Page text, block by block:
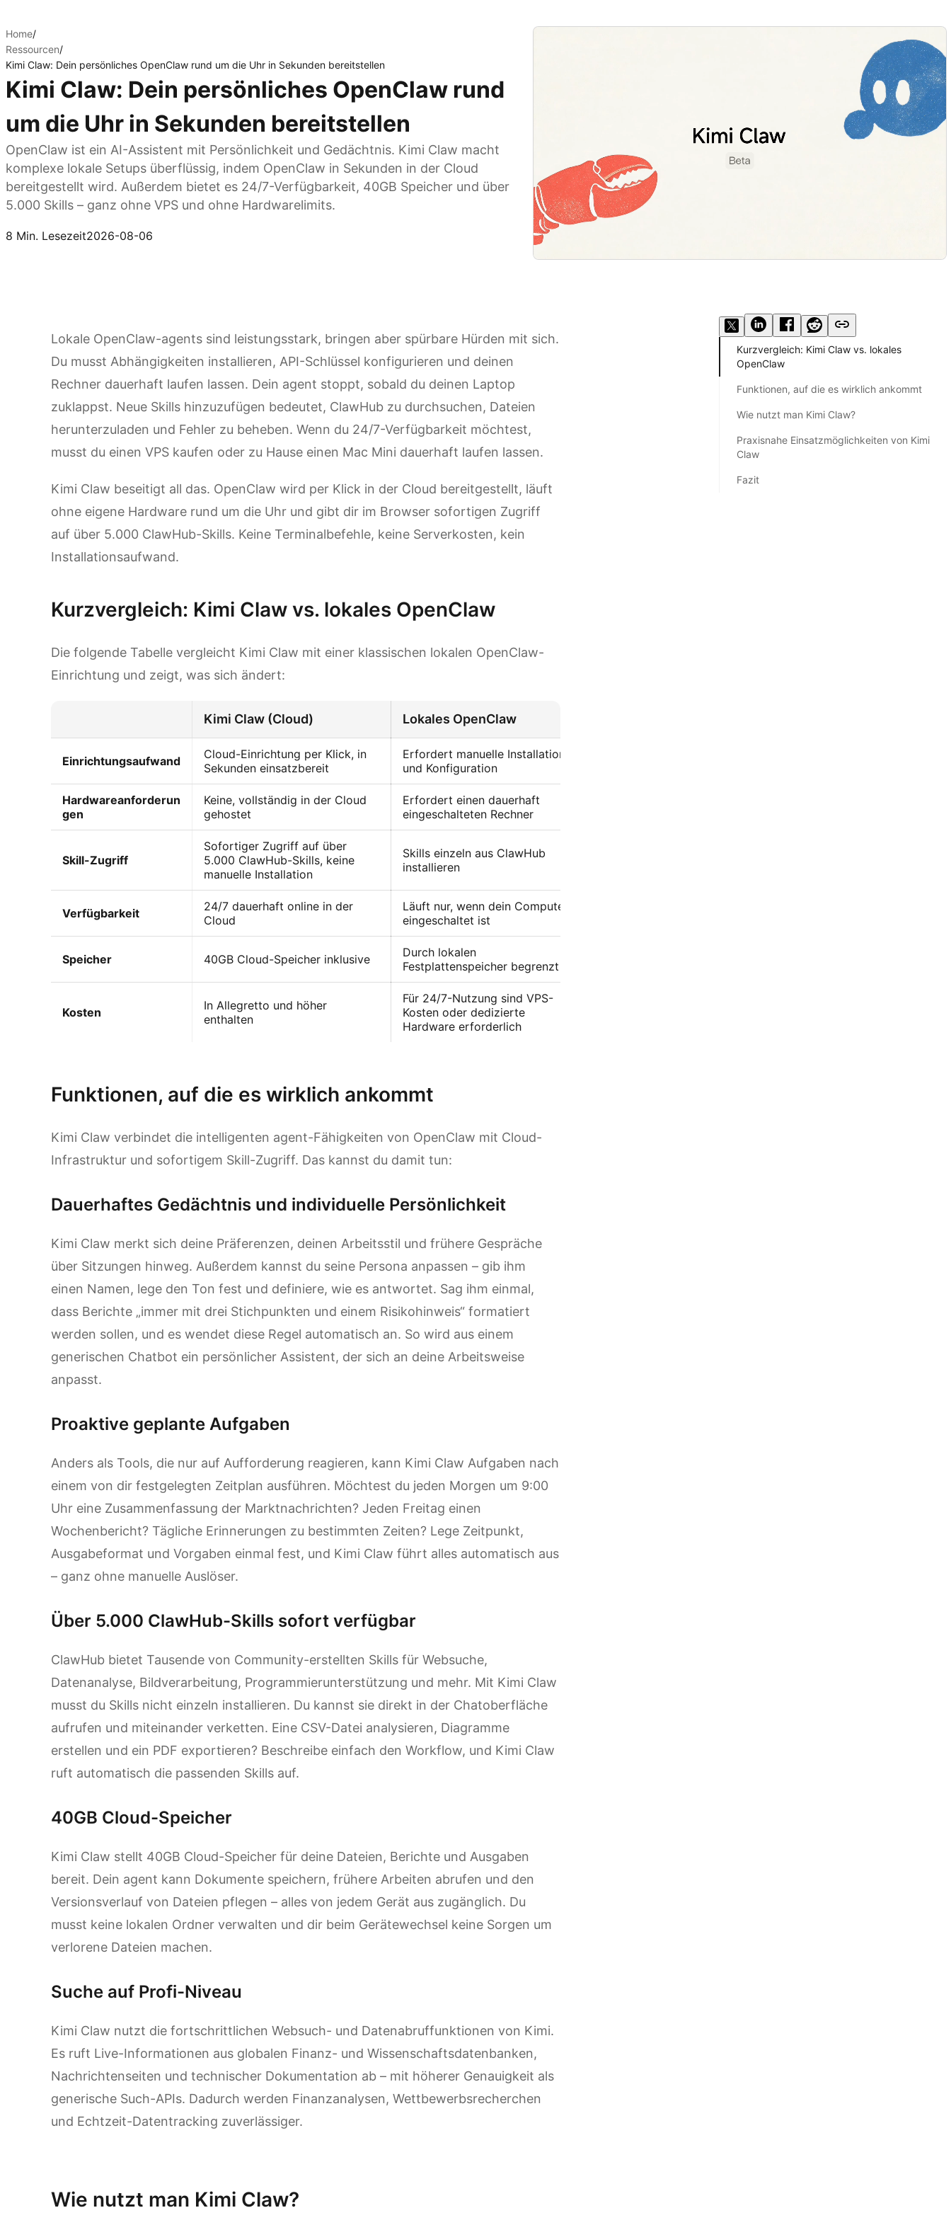
Home/
Ressourcen/
Kimi Claw: Dein persönliches OpenClaw rund um die Uhr in Sekunden bereitstellen
Kimi Claw: Dein persönliches OpenClaw rund
um die Uhr in Sekunden bereitstellen
OpenClaw ist ein AI-Assistent mit Persönlichkeit und Gedächtnis. Kimi Claw macht
komplexe lokale Setups überflüssig, indem OpenClaw in Sekunden in der Cloud
bereitgestellt wird. Außerdem bietet es 24/7-Verfügbarkeit, 40GB Speicher und über
5.000 Skills – ganz ohne VPS und ohne Hardwarelimits.
8 Min. Lesezeit2026-08-06
Lokale OpenClaw-agents sind leistungsstark, bringen aber spürbare Hürden mit sich.
Du musst Abhängigkeiten installieren, API-Schlüssel konfigurieren und deinen
Rechner dauerhaft laufen lassen. Dein agent stoppt, sobald du deinen Laptop
zuklappst. Neue Skills hinzuzufügen bedeutet, ClawHub zu durchsuchen, Dateien
herunterzuladen und Fehler zu beheben. Wenn du 24/7-Verfügbarkeit möchtest,
musst du einen VPS kaufen oder zu Hause einen Mac Mini dauerhaft laufen lassen.
Kimi Claw beseitigt all das. OpenClaw wird per Klick in der Cloud bereitgestellt, läuft
ohne eigene Hardware rund um die Uhr und gibt dir im Browser sofortigen Zugriff
auf über 5.000 ClawHub-Skills. Keine Terminalbefehle, keine Serverkosten, kein
Installationsaufwand.
Kurzvergleich: Kimi Claw vs. lokales OpenClaw
Die folgende Tabelle vergleicht Kimi Claw mit einer klassischen lokalen OpenClaw-
Einrichtung und zeigt, was sich ändert:
Kimi Claw (Cloud) Lokales OpenClaw
Einrichtungsaufwand
Cloud-Einrichtung per Klick, in
Sekunden einsatzbereit
Erfordert manuelle Installation
und Konfiguration
Hardwareanforderun
gen
Keine, vollständig in der Cloud
gehostet
Erfordert einen dauerhaft
eingeschalteten Rechner
Skill-Zugriff
Sofortiger Zugriff auf über
5.000 ClawHub-Skills, keine
manuelle Installation
Skills einzeln aus ClawHub
installieren
Verfügbarkeit
24/7 dauerhaft online in der
Cloud
Läuft nur, wenn dein Computer
eingeschaltet ist
Speicher 40GB Cloud-Speicher inklusive
Durch lokalen
Festplattenspeicher begrenzt
Kosten
In Allegretto und höher
enthalten
Für 24/7-Nutzung sind VPS-
Kosten oder dedizierte
Hardware erforderlich
Funktionen, auf die es wirklich ankommt
Kimi Claw verbindet die intelligenten agent-Fähigkeiten von OpenClaw mit Cloud-
Infrastruktur und sofortigem Skill-Zugriff. Das kannst du damit tun:
Dauerhaftes Gedächtnis und individuelle Persönlichkeit
Kimi Claw merkt sich deine Präferenzen, deinen Arbeitsstil und frühere Gespräche
über Sitzungen hinweg. Außerdem kannst du seine Persona anpassen – gib ihm
einen Namen, lege den Ton fest und definiere, wie es antwortet. Sag ihm einmal,
dass Berichte „immer mit drei Stichpunkten und einem Risikohinweis“ formatiert
werden sollen, und es wendet diese Regel automatisch an. So wird aus einem
generischen Chatbot ein persönlicher Assistent, der sich an deine Arbeitsweise
anpasst.
Proaktive geplante Aufgaben
Anders als Tools, die nur auf Aufforderung reagieren, kann Kimi Claw Aufgaben nach
einem von dir festgelegten Zeitplan ausführen. Möchtest du jeden Morgen um 9:00
Uhr eine Zusammenfassung der Marktnachrichten? Jeden Freitag einen
Wochenbericht? Tägliche Erinnerungen zu bestimmten Zeiten? Lege Zeitpunkt,
Ausgabeformat und Vorgaben einmal fest, und Kimi Claw führt alles automatisch aus
– ganz ohne manuelle Auslöser.
Über 5.000 ClawHub-Skills sofort verfügbar
ClawHub bietet Tausende von Community-erstellten Skills für Websuche,
Datenanalyse, Bildverarbeitung, Programmierunterstützung und mehr. Mit Kimi Claw
musst du Skills nicht einzeln installieren. Du kannst sie direkt in der Chatoberfläche
aufrufen und miteinander verketten. Eine CSV-Datei analysieren, Diagramme
erstellen und ein PDF exportieren? Beschreibe einfach den Workflow, und Kimi Claw
ruft automatisch die passenden Skills auf.
40GB Cloud-Speicher
Kimi Claw stellt 40GB Cloud-Speicher für deine Dateien, Berichte und Ausgaben
bereit. Dein agent kann Dokumente speichern, frühere Arbeiten abrufen und den
Versionsverlauf von Dateien pflegen – alles von jedem Gerät aus zugänglich. Du
musst keine lokalen Ordner verwalten und dir beim Gerätewechsel keine Sorgen um
verlorene Dateien machen.
Suche auf Profi-Niveau
Kimi Claw nutzt die fortschrittlichen Websuch- und Datenabruffunktionen von Kimi.
Es ruft Live-Informationen aus globalen Finanz- und Wissenschaftsdatenbanken,
Nachrichtenseiten und technischer Dokumentation ab – mit höherer Genauigkeit als
generische Such-APIs. Dadurch werden Finanzanalysen, Wettbewerbsrecherchen
und Echtzeit-Datentracking zuverlässiger.
Wie nutzt man Kimi Claw?
Kurzvergleich: Kimi Claw vs. lokales
OpenClaw
Funktionen, auf die es wirklich ankommt
Wie nutzt man Kimi Claw?
Praxisnahe Einsatzmöglichkeiten von Kimi
Claw
Fazit